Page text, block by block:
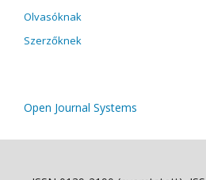
Olvasóknak
Szerzőknek
Open Journal Systems